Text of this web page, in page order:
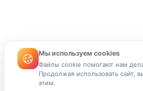
Мы используем cookies
Файлы cookie помогают нам
Продолжая использовать сайт,
этим.